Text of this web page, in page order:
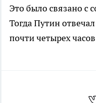
Это было связано с
Тогда Путин
почти четырех